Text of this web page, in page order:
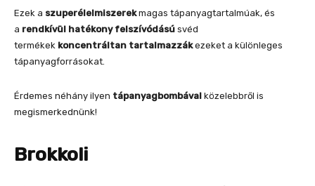
Ezek a szuperélelmiszerekmagas tápanyagtartalmúak, és
a rendkívül hatékony felszívódású svéd
termékek koncentráltan tartalmazzákezeket a különleges
tápanyagforrásokat.
Érdemes néhány ilyen tápanyagbombával közelebbről is
megismerkednünk!
Brokkoli